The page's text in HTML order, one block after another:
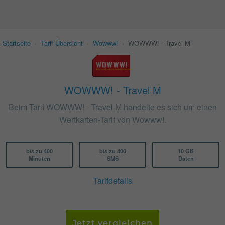
Startseite Tarif-Übersicht Wowww! WOWWW! - Travel M
WOWWW! - Travel M
Beim Tarif WOWWW! - Travel M handelte es sich um einen
Wertkarten-Tarif von Wowww!.
bis zu 400
Minuten
bis zu 400
SMS
10 GB
Daten
Tarifdetails